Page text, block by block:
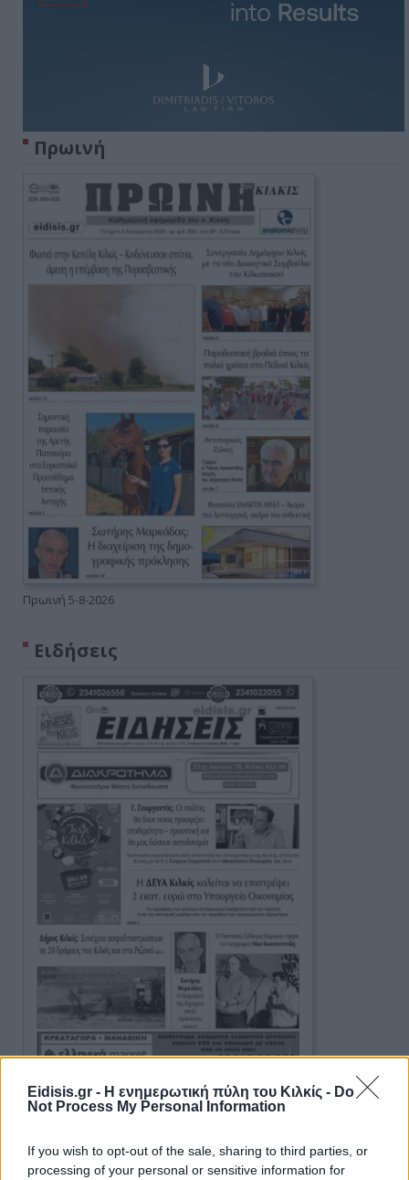
Eidisis.gr - Η ενημερωτική πύλη του Κιλκίς - Do
Not Process My Personal Information
If you wish to opt-out of the sale, sharing to third parties, or
processing of your personal or sensitive information for
Πρωινή
Πρωινή 5-8-2026
Ειδήσεις
Ειδήσεις 5-8-2026